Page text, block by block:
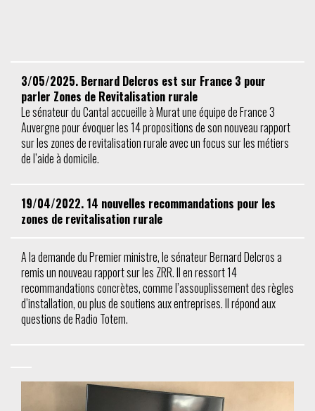
3/05/2025. Bernard Delcros est sur France 3 pour
parler Zones de Revitalisation rurale
Le sénateur du Cantal accueille à Murat une équipe de France 3
Auvergne pour évoquer les 14 propositions de son nouveau rapport
sur les zones de revitalisation rurale avec un focus sur les métiers
de l’aide à domicile.
19/04/2022. 14 nouvelles recommandations pour les
zones de revitalisation rurale
A la demande du Premier ministre, le sénateur Bernard Delcros a
remis un nouveau rapport sur les ZRR. Il en ressort 14
recommandations concrètes, comme l’assouplissement des règles
d’installation, ou plus de soutiens aux entreprises. Il répond aux
questions de Radio Totem.